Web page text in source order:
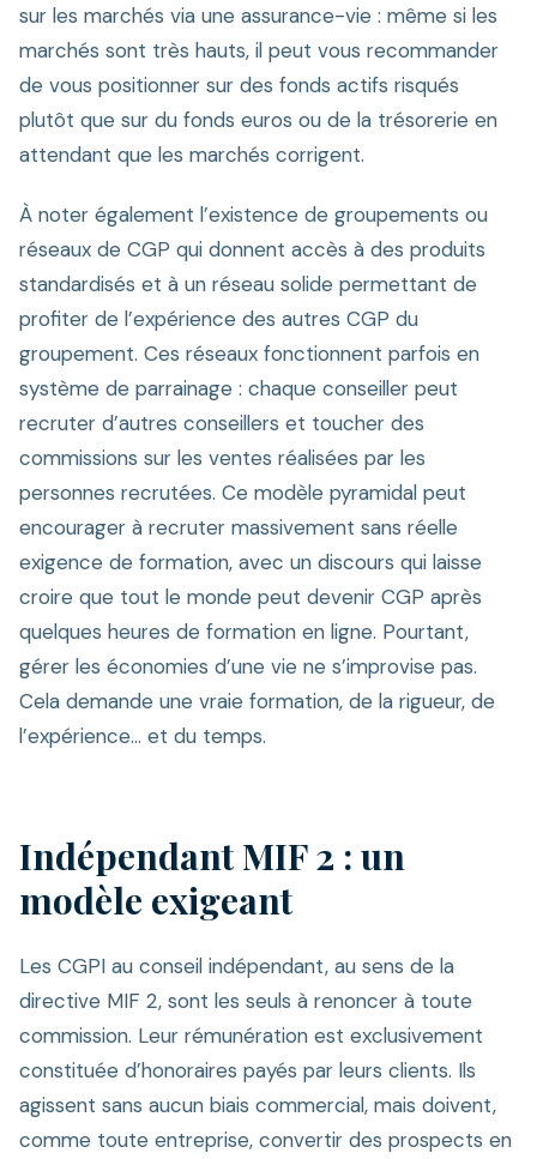
sur les marchés via une assurance-vie : même si les
marchés sont très hauts, il peut vous recommander
de vous positionner sur des fonds actifs risqués
plutôt que sur du fonds euros ou de la trésorerie en
attendant que les marchés corrigent.
À noter également l’existence de groupements ou
réseaux de CGP qui donnent accès à des produits
standardisés et à un réseau solide permettant de
profiter de l’expérience des autres CGP du
groupement. Ces réseaux fonctionnent parfois en
système de parrainage : chaque conseiller peut
recruter d’autres conseillers et toucher des
commissions sur les ventes réalisées par les
personnes recrutées. Ce modèle pyramidal peut
encourager à recruter massivement sans réelle
exigence de formation, avec un discours qui laisse
croire que tout le monde peut devenir CGP après
quelques heures de formation en ligne. Pourtant,
gérer les économies d’une vie ne s’improvise pas.
Cela demande une vraie formation, de la rigueur, de
l’expérience… et du temps.
Indépendant MIF 2 : un
modèle exigeant
Les CGPI au conseil indépendant, au sens de la
directive MIF 2, sont les seuls à renoncer à toute
commission. Leur rémunération est exclusivement
constituée d’honoraires payés par leurs clients. Ils
agissent sans aucun biais commercial, mais doivent,
comme toute entreprise, convertir des prospects en